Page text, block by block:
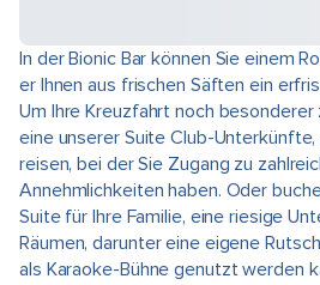
In der Bionic Bar können Sie einem
er Ihnen aus frischen Säften ein
Um Ihre Kreuzfahrt noch besonderer
eine unserer Suite Club-
reisen, bei der Sie Zugang zu
Annehmlichkeiten haben. Oder
Suite für Ihre Familie, eine riesige
Räumen, darunter eine eigene
als Karaoke-Bühne genutzt werden